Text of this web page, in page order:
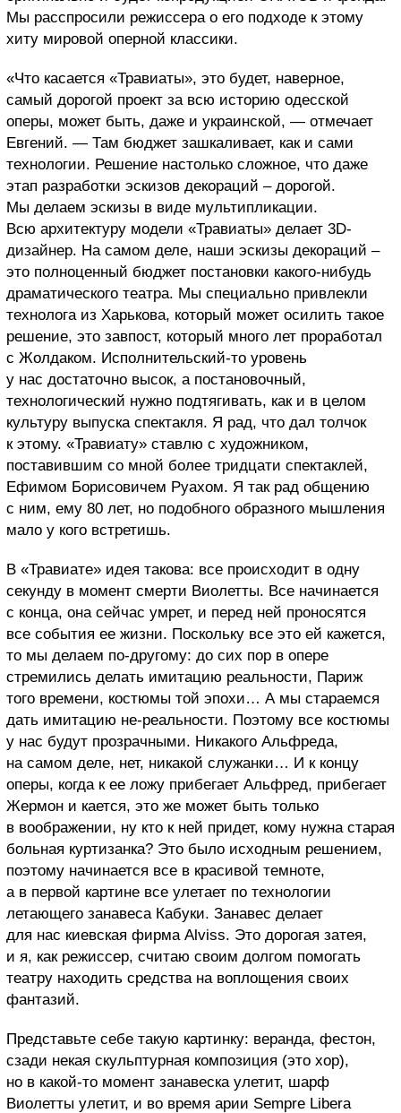
Мы расспросили режиссера о его подходе к этому
хиту мировой оперной классики.
«Что касается «Травиаты», это будет, наверное,
самый дорогой проект за всю историю одесской
оперы, может быть, даже и украинской, — отмечает
Евгений. — Там бюджет зашкаливает, как и сами
технологии. Решение настолько сложное, что даже
этап разработки эскизов декораций – дорогой.
Мы делаем эскизы в виде мультипликации.
Всю архитектуру модели «Травиаты» делает 3D-
дизайнер. На самом деле, наши эскизы декораций –
это полноценный бюджет постановки какого-нибудь
драматического театра. Мы специально привлекли
технолога из Харькова, который может осилить такое
решение, это завпост, который много лет проработал
с Жолдаком. Исполнительский-то уровень
у нас достаточно высок, а постановочный,
технологический нужно подтягивать, как и в целом
культуру выпуска спектакля. Я рад, что дал толчок
к этому. «Травиату» ставлю с художником,
поставившим со мной более тридцати спектаклей,
Ефимом Борисовичем Руахом. Я так рад общению
с ним, ему 80 лет, но подобного образного мышления
мало у кого встретишь.
В «Травиате» идея такова: все происходит в одну
секунду в момент смерти Виолетты. Все начинается
с конца, она сейчас умрет, и перед ней проносятся
все события ее жизни. Поскольку все это ей кажется,
то мы делаем по-другому: до сих пор в опере
стремились делать имитацию реальности, Париж
того времени, костюмы той эпохи… А мы стараемся
дать имитацию не-реальности. Поэтому все костюмы
у нас будут прозрачными. Никакого Альфреда,
на самом деле, нет, никакой служанки… И к концу
оперы, когда к ее ложу прибегает Альфред, прибегает
Жермон и кается, это же может быть только
в воображении, ну кто к ней придет, кому нужна старая
больная куртизанка? Это было исходным решением,
поэтому начинается все в красивой темноте,
а в первой картине все улетает по технологии
летающего занавеса Кабуки. Занавес делает
для нас киевская фирма Alviss. Это дорогая затея,
и я, как режиссер, считаю своим долгом помогать
театру находить средства на воплощения своих
фантазий.
Представьте себе такую картинку: веранда, фестон,
сзади некая скульптурная композиция (это хор),
но в какой-то момент занавеска улетит, шарф
Виолетты улетит, и во время арии Sempre Libera